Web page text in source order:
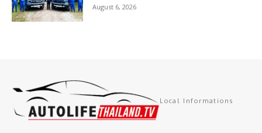
August 6, 2026
Local Informations